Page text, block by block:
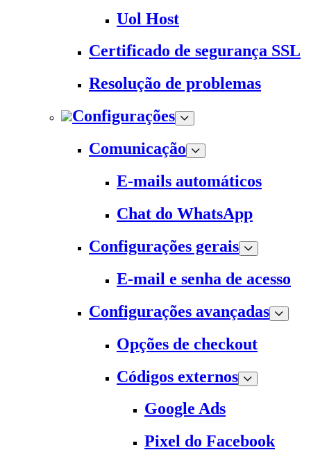
Uol Host
Certificado de segurança SSL
Resolução de problemas
Configurações
Comunicação
E-mails automáticos
Chat do WhatsApp
Configurações gerais
E-mail e senha de acesso
Configurações avançadas
Opções de checkout
Códigos externos
Google Ads
Pixel do Facebook